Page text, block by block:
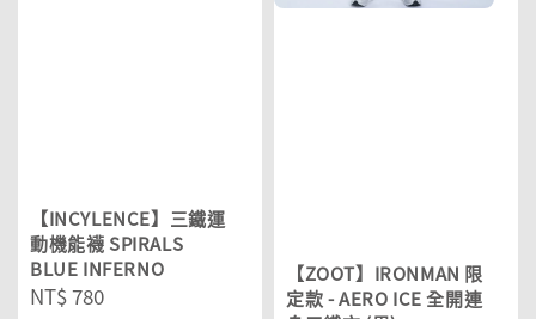
【INCYLENCE】三鐵運
動機能襪 SPIRALS
BLUE INFERNO
Regular
NT$ 780
【ZOOT】IRONMAN 限
定款 - AERO ICE 全開連